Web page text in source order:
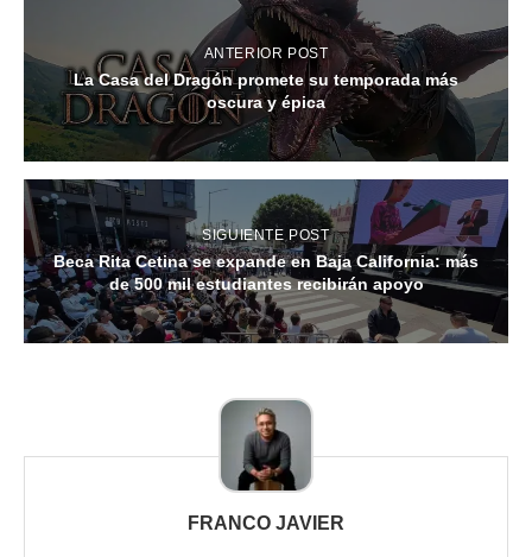
ANTERIOR POST
La Casa del Dragón promete su temporada más
oscura y épica
SIGUIENTE POST
Beca Rita Cetina se expande en Baja California: más
de 500 mil estudiantes recibirán apoyo
FRANCO JAVIER